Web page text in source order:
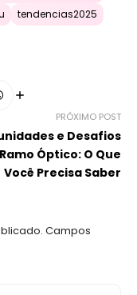
tendencias2025
PRÓXIMO POST
e Desafios
Óptico: O Que
Você Precisa Saber
Campos